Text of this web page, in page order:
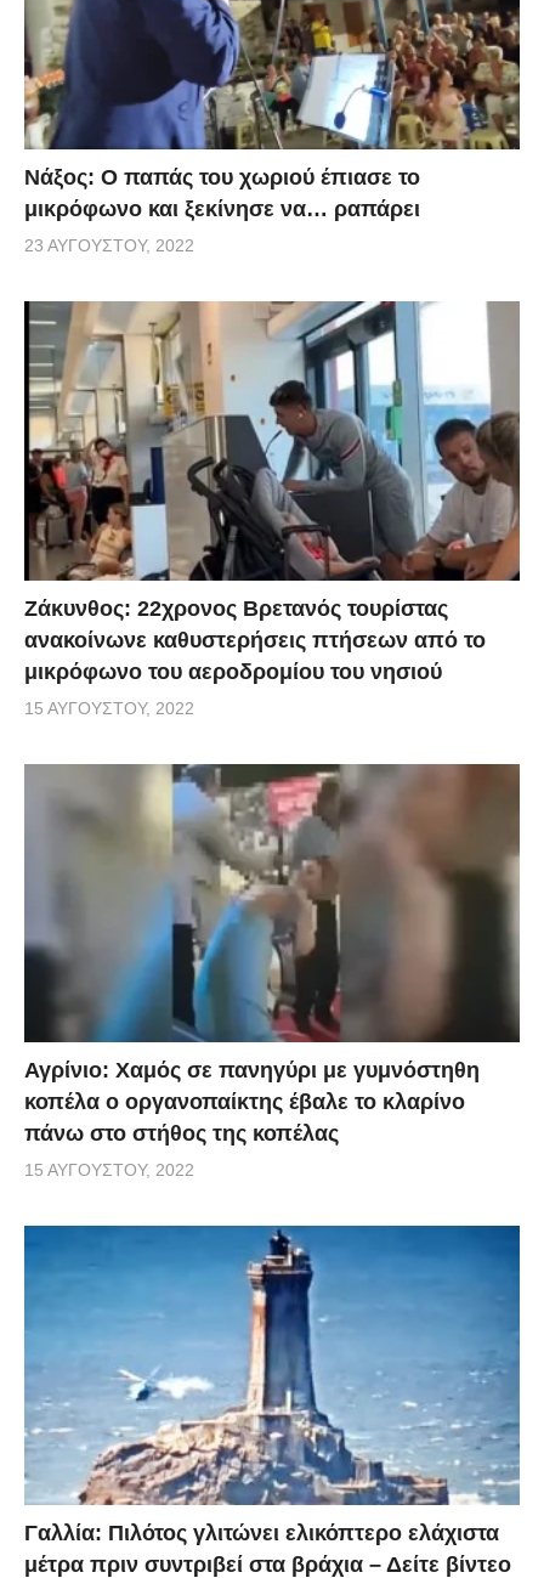
Νάξος: Ο παπάς του χωριού έπιασε το
μικρόφωνο και ξεκίνησε να… ραπάρει
23 ΑΥΓΟΎΣΤΟΥ, 2022
Ζάκυνθος: 22χρονος Βρετανός τουρίστας
ανακοίνωνε καθυστερήσεις πτήσεων από το
μικρόφωνο του αεροδρομίου του νησιού
15 ΑΥΓΟΎΣΤΟΥ, 2022
Αγρίνιο: Χαμός σε πανηγύρι με γυμνόστηθη
κοπέλα ο οργανοπαίκτης έβαλε το κλαρίνο
πάνω στο στήθος της κοπέλας
15 ΑΥΓΟΎΣΤΟΥ, 2022
Γαλλία: Πιλότος γλιτώνει ελικόπτερο ελάχιστα
μέτρα πριν συντριβεί στα βράχια – Δείτε βίντεο